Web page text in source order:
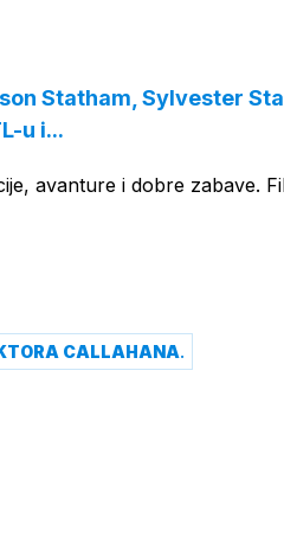
Statham, Sylvester
u i...
avanture i dobre zabave.
CALLAHANA.